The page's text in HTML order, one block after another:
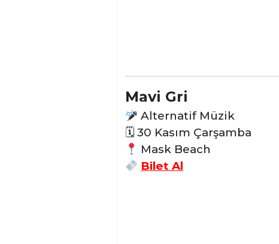
Mavi Gri
AlternatifMüzik
🗓 30 Kasım Çarşamba
Mask Beach
Bilet Al